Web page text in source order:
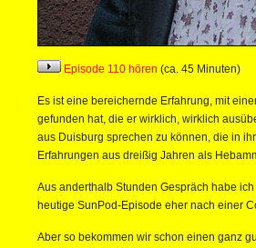
Episode 110 hören (ca. 45 Minuten)
Es ist eine bereichernde Erfahrung, mit
gefunden hat, die er wirklich, wirklich
aus Duisburg sprechen zu können, die in
Erfahrungen aus dreißig Jahren als
Aus anderthalb Stunden Gespräch habe
heutige SunPod-Episode eher nach einer
Aber so bekommen wir schon einen ganz